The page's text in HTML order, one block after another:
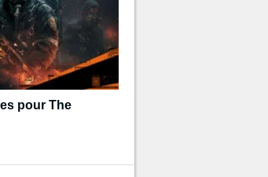
pour The